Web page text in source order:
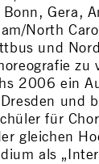
Gera,
North
und
zu
2006 ein
und
für
gleichen
als